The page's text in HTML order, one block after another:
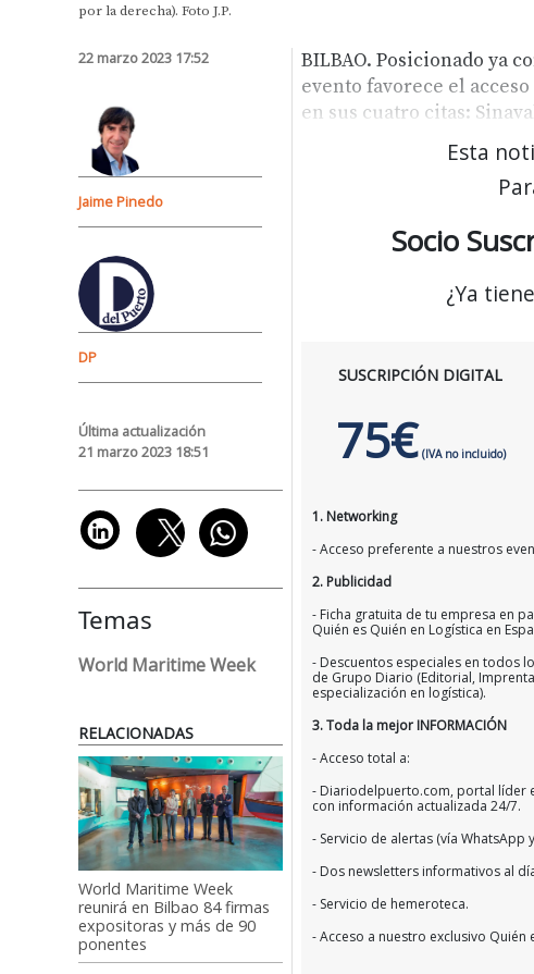
por la derecha). Foto J.P.
22 marzo 2023 17:52
Jaime Pinedo
DP
Última actualización
21 marzo 2023 18:51
Temas
World Maritime Week
RELACIONADAS
World Maritime Week
reunirá en Bilbao 84 firmas
expositoras y más de 90
ponentes
BILBAO. Posicionado ya
evento favorece el
en sus cuatro citas:
Esta
Socio
¿Ya
SUSCRIPCIÓN DIGITAL
75€ (IVA no incluido)
1. Networking
- Acceso preferente a nuestros
2. Publicidad
- Ficha gratuita de tu empresa en
Quién es Quién en Logística en
- Descuentos especiales en todos
de Grupo Diario (Editorial,
especialización en logística).
3. Toda la mejor INFORMACIÓN
- Acceso total a:
- Diariodelpuerto.com, portal líder
con información actualizada 24/7.
- Servicio de alertas (vía WhatsApp
- Dos newsletters informativos al
- Servicio de hemeroteca.
- Acceso a nuestro exclusivo Quién